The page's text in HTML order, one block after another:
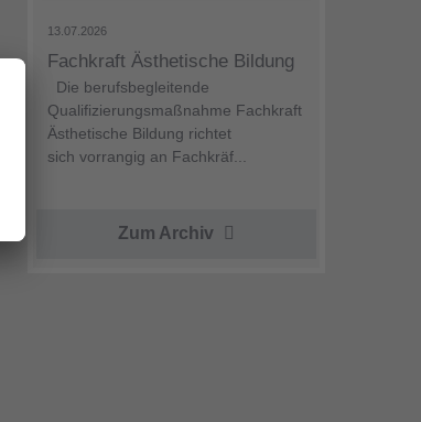
13.07.2026
Fachkraft Ästhetische Bildung
Die berufsbegleitende
Qualifizierungsmaßnahme Fachkraft
Ästhetische Bildung richtet
sich vorrangig an Fachkräf...
Zum Archiv